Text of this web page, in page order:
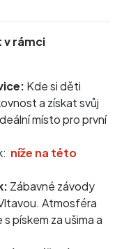
v rámci
Kde si děti
a získat svůj
místo pro první
níže na této
Zábavné závody
Atmosféra
pískem za ušima a